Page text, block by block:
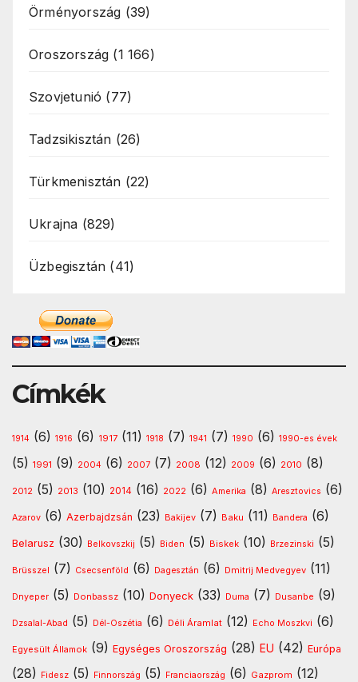
Örményország (39)
Oroszország (1 166)
Szovjetunió (77)
Tadzsikisztán (26)
Türkmenisztán (22)
Ukrajna (829)
Üzbegisztán (41)
Címkék
1914 (6) 1916 (6) 1917 (11) 1918 (7) 1941 (7) 1990 (6) 1990-es évek
(5) 1991 (9) 2004 (6) 2007 (7) 2008 (12) 2009 (6) 2010 (8)
2012 (5) 2013 (10) 2014 (16) 2022 (6) Amerika (8) Aresztovics (6)
Azarov (6) Azerbajdzsán (23) Bakijev (7) Baku (11) Bandera (6)
Belarusz (30) Belkovszkij (5) Biden (5) Biskek (10) Brzezinski (5)
Brüsszel (7) Csecsenföld (6) Dagesztán (6) Dmitrij Medvegyev (11)
Dnyeper (5) Donbassz (10) Donyeck (33) Duma (7) Dusanbe (9)
Dzsalal-Abad (5) Dél-Oszétia (6) Déli Áramlat (12) Echo Moszkvi (6)
Egyesült Államok (9) Egységes Oroszország (28) EU (42) Európa
(28) Fidesz (5) Finnország (5) Franciaország (6) Gazprom (12)